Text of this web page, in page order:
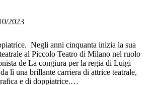
2023
Negli anni cinquanta inizia la sua
al Piccolo Teatro di Milano nel ruolo
de La congiura per la regia di Luigi
lì una brillante carriera di attrice teatrale,
e di doppiatrice.…